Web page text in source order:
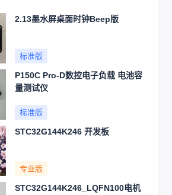
2.13墨水屏桌面时钟Beep版
标准版
P150C Pro-D数控电子负载 电池容
量测试仪
标准版
STC32G144K246 开发板
专业版
STC32G144K246_LQFN100电机